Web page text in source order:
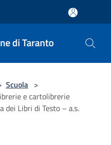
di Taranto
Scuola >
e cartolibrerie
Libri di Testo – a.s.